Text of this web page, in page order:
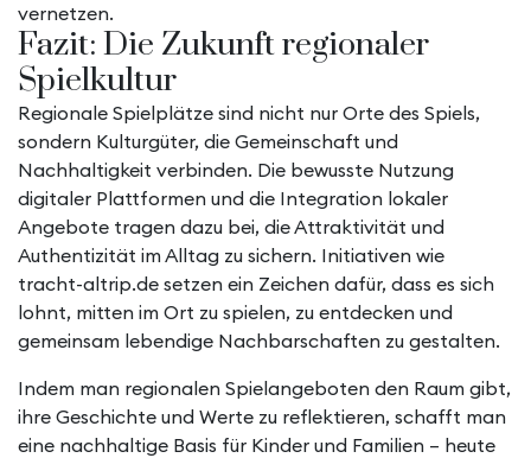
vernetzen.
Fazit: Die Zukunft regionaler
Spielkultur
Regionale Spielplätze sind nicht nur Orte des Spiels,
sondern Kulturgüter, die Gemeinschaft und
Nachhaltigkeit verbinden. Die bewusste Nutzung
digitaler Plattformen und die Integration lokaler
Angebote tragen dazu bei, die Attraktivität und
Authentizität im Alltag zu sichern. Initiativen wie
tracht-altrip.de setzen ein Zeichen dafür, dass es sich
lohnt, mitten im Ort zu spielen, zu entdecken und
gemeinsam lebendige Nachbarschaften zu gestalten.
Indem man regionalen Spielangeboten den Raum gibt,
ihre Geschichte und Werte zu reflektieren, schafft man
eine nachhaltige Basis für Kinder und Familien – heute